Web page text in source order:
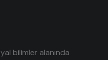
bilimler alanında